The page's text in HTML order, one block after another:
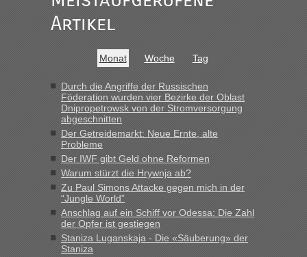
inRecht, Visa und Dokumente • Re: Seit
Anfang des Jahres haben die Zollbeamten
Verstöße im Wert von fast 11 Milliarden
„Am besten wäre natürlich, wenn die Frau mit dabei ist.
Alleinreisende Männer stehen schließlich immer unter
Recht, Visa und Dokumente • Re: Seit
Anfang des Jahres haben die Zollbeamten
Verstöße im Wert von fast 11 Milliarden
aufgedeckt
„Kein Zoll. Du musst an sich nur sagen dass das privat ist
und du nicht damit handeln willst. So lange das nicht
Originalverpackt ist und ersichlich das nicht neu sollte es
keine Probleme geben“
Artikel
Monat Woche Tag
Durch die Angriffe der Russischen
Föderation wurden vier Bezirke der Oblast
Dnipropetrowsk von der Stromversorgung
abgeschnitten
Der Getreidemarkt: Neue Ernte, alte
Probleme
Der IWF gibt Geld ohne Reformen
Warum stürzt die Hrywnja ab?
Zu Paul Simons Attacke gegen mich in der
“Jungle World”
Anschlag auf ein Schiff vor Odessa: Die Zahl
der Opfer ist gestiegen
Staniza Luganskaja - Die «Säuberung» der
Staniza